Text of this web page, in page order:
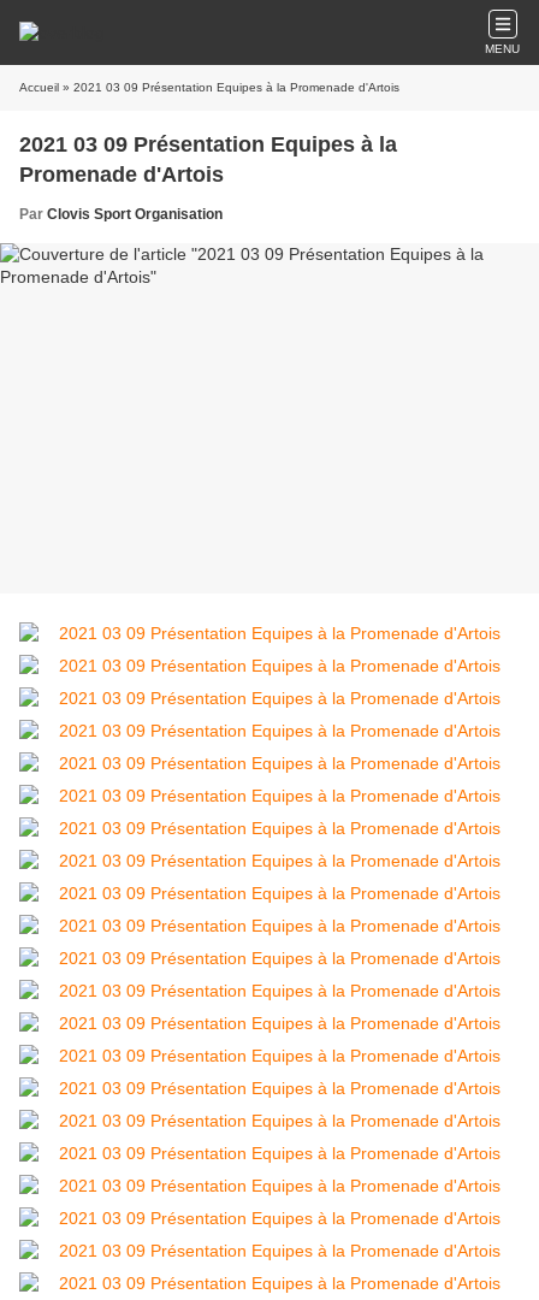
MENU
Accueil » 2021 03 09 Présentation Equipes à la Promenade d'Artois
2021 03 09 Présentation Equipes à la
Promenade d'Artois
Par Clovis Sport Organisation